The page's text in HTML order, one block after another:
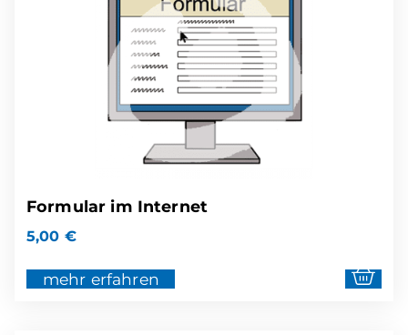
Formular im Internet
5,00 €
mehr erfahren